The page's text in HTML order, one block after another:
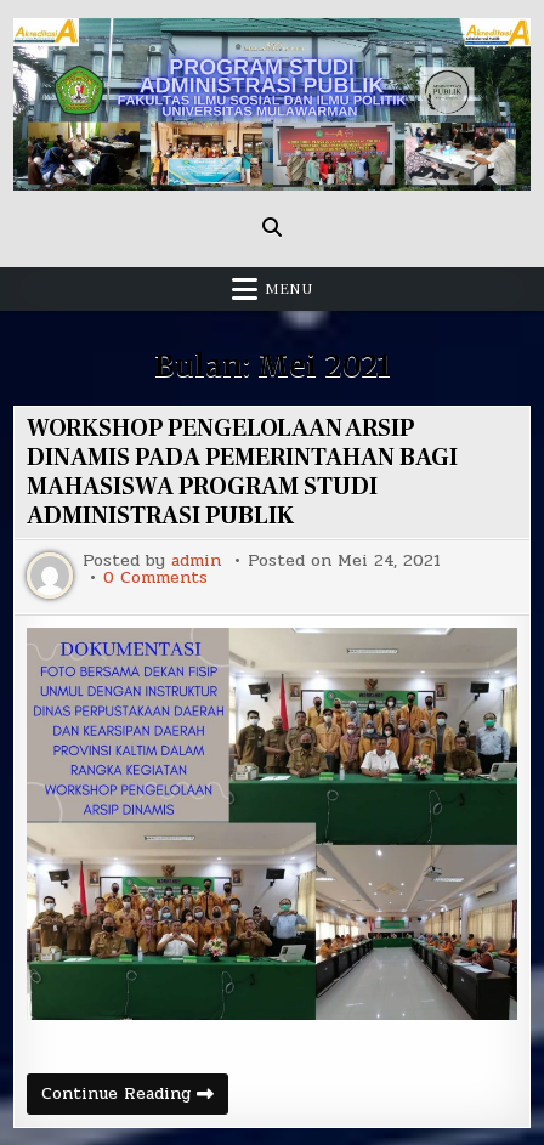
Skip
to
content
Administrasi Publik Fisip Unmul
MENU
Bulan: Mei 2021
WORKSHOP PENGELOLAAN ARSIP
DINAMIS PADA PEMERINTAHAN BAGI
MAHASISWA PROGRAM STUDI
ADMINISTRASI PUBLIK
Posted byadmin Posted on Mei 24, 2021
0 Comments
PENGELOLAAN
ARSIP
PADA
PEMERINTAHAN
BAGI
MAHASISWA
PROGRAM
STUDI
ADMINISTRASI
PUBLIK
Continue ReadingWORKSHOP
PENGELOLAAN
ARSIP